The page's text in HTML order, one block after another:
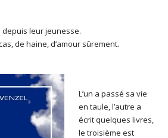
leur jeunesse.
de haine, d’amour sûrement.
L’un a passé sa vie
en taule, l’autre a
écrit quelques livres,
le troisième est